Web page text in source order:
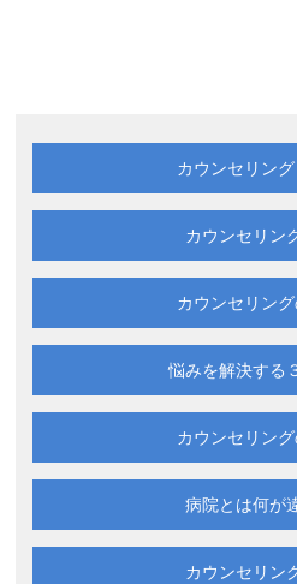
カウンセリン
カウンセリン
カウンセリン
悩みを解決する
カウンセリン
病院とは何が
カウンセリン